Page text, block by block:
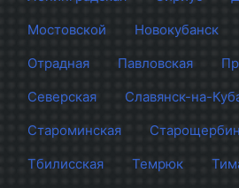
Мостовской
Новокубанск
Отрадная
Павловская
Северская
Славянск-на-
Староминская
Тбилисская
Темрюк